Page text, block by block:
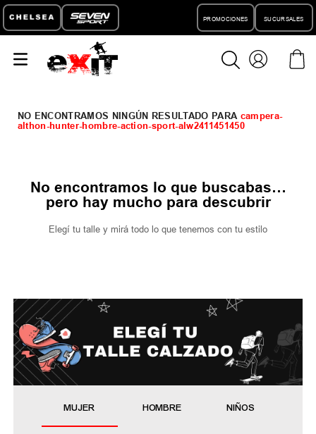
PROMOCIONES SUCURSALES
campera-
althon-hunter-hombre-action-sport-alw2411451450
No encontramos lo que buscabas…
pero hay mucho para descubrir
Elegí tu talle y mirá todo lo que tenemos con tu estilo
MUJER HOMBRE NIÑOS